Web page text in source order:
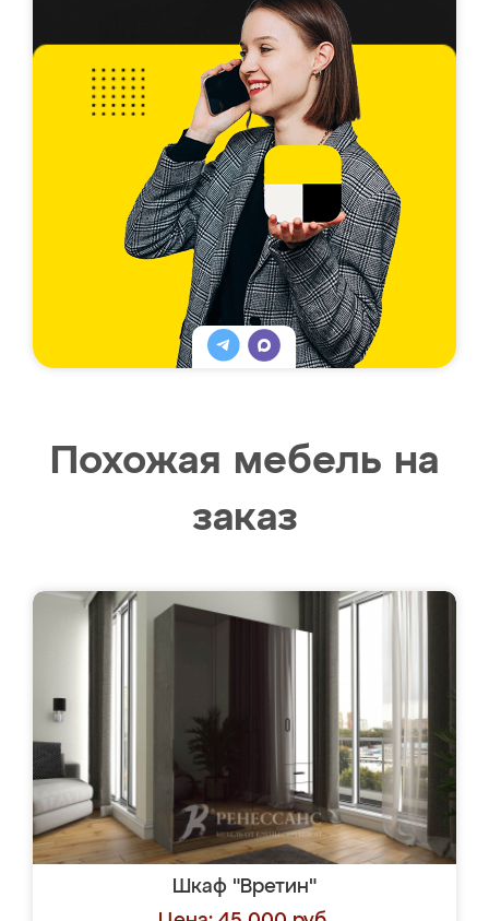
Похожая мебель на
заказ
Шкаф "Вретин"